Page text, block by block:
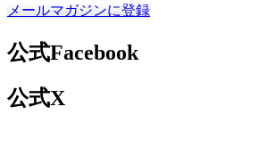
メールマガジンに登録
公式Facebook
公式X